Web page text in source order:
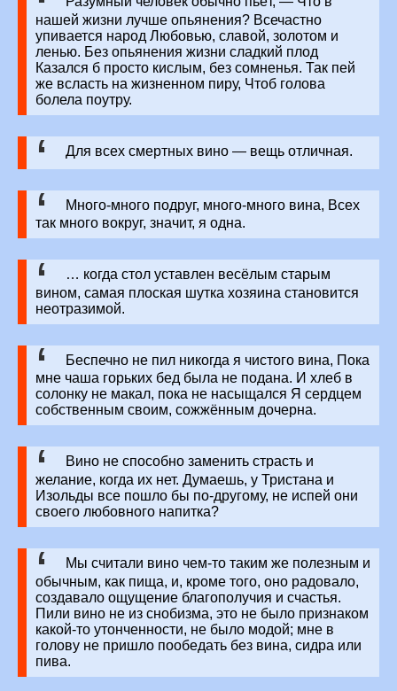
нашей жизни лучше опьянения? Всечастно
упивается народ Любовью, славой, золотом и
ленью. Без опьянения жизни сладкий плод
Казался б просто кислым, без сомненья. Так пей
же всласть на жизненном пиру, Чтоб голова
болела поутру.
Для всех смертных вино — вещь отличная.
Много-много подруг, много-много вина, Всех
так много вокруг, значит, я одна.
… когда стол уставлен весёлым старым
вином, самая плоская шутка хозяина становится
неотразимой.
Беспечно не пил никогда я чистого вина, Пока
мне чаша горьких бед была не подана. И хлеб в
солонку не макал, пока не насыщался Я сердцем
собственным своим, сожжённым дочерна.
Вино не способно заменить страсть и
желание, когда их нет. Думаешь, у Тристана и
Изольды все пошло бы по-другому, не испей они
своего любовного напитка?
Мы считали вино чем-то таким же полезным и
обычным, как пища, и, кроме того, оно радовало,
создавало ощущение благополучия и счастья.
Пили вино не из снобизма, это не было признаком
какой-то утонченности, не было модой; мне в
голову не пришло пообедать без вина, сидра или
пива.